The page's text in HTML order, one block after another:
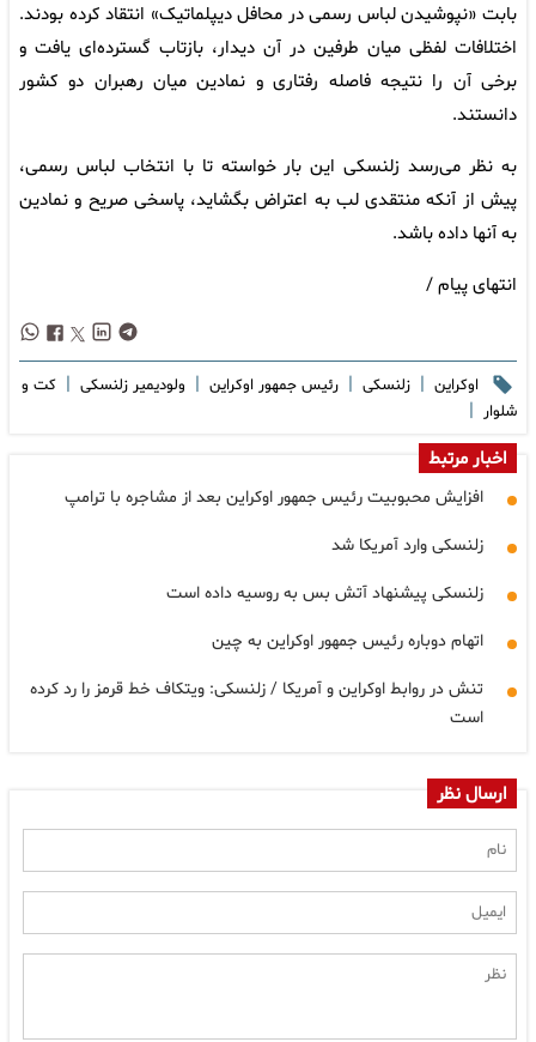
بابت «نپوشیدن لباس رسمی در محافل دیپلماتیک» انتقاد کرده بودند.
اختلافات لفظی میان طرفین در آن دیدار، بازتاب گسترده‌ای یافت و
برخی آن را نتیجه فاصله رفتاری و نمادین میان رهبران دو کشور
دانستند.
به نظر می‌رسد زلنسکی این بار خواسته تا با انتخاب لباس رسمی،
پیش از آنکه منتقدی لب به اعتراض بگشاید، پاسخی صریح و نمادین
به آنها داده باشد.
انتهای پیام /
اوکراین | زلنسکی | رئیس جمهور اوکراین | ولودیمیر زلنسکی | کت و
شلوار |
اخبار مرتبط
افزایش محبوبیت رئیس جمهور اوکراین بعد از مشاجره با ترامپ
زلنسکی وارد آمریکا شد
زلنسکی پیشنهاد آتش بس به روسیه داده است
اتهام دوباره رئیس جمهور اوکراین به چین
تنش در روابط اوکراین و آمریکا / زلنسکی: ویتکاف خط قرمز را رد کرده
است
ارسال نظر